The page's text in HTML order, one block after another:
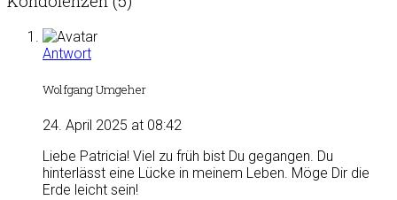
Antwort
Wolfgang Umgeher
24. April 2025 at 08:42
Liebe Patricia! Viel zu früh bist Du gegangen. Du
hinterlässt eine Lücke in meinem Leben. Möge Dir die
Erde leicht sein!